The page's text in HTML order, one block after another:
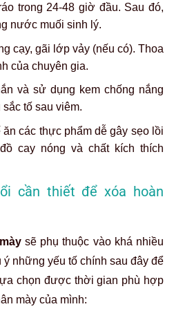
trong 24-48 giờ đầu. Sau đó,
nước muối sinh lý.
cạy, gãi lớp vảy (nếu có). Thoa
của chuyên gia.
và sử dụng kem chống nắng
tố sau viêm.
ăn các thực phẩm dễ gây sẹo lồi
cay nóng và chất kích thích
cần thiết để xóa hoàn
sẽ phụ thuộc vào khá nhiều
những yếu tố chính sau đây để
chọn được thời gian phù hợp
mày của mình: